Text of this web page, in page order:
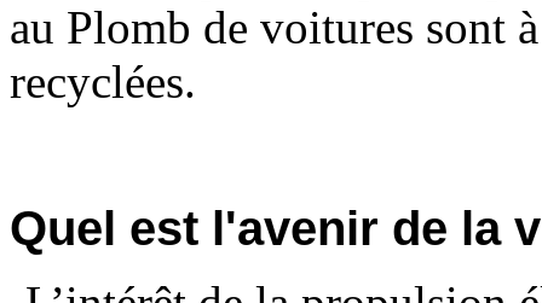
au Plomb de voitures sont
recyclées.
Quel est l'avenir de la